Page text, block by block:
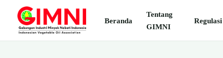
Beranda
Tentang
GIMNI
Regulasi